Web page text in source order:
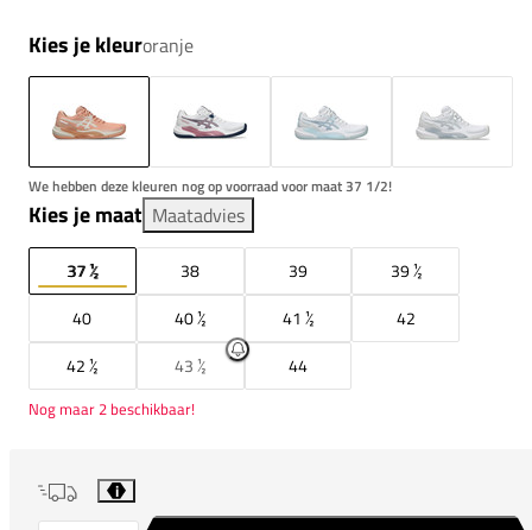
Kies je kleuroranje
We hebben deze kleuren nog op voorraad voor maat 37 1/2!
Kies je maat Maatadvies
37 ½ 38 39
39 ½
40
40 ½ 41 ½
42
42 ½
43 ½ 44
Nog maar 2 beschikbaar!
i